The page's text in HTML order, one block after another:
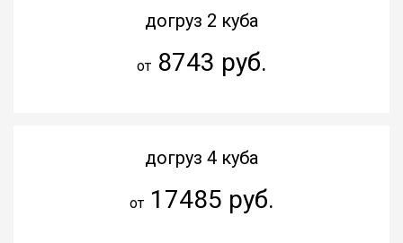
догруз 2 куба
от8743 руб.
догруз 4 куба
от17485 руб.